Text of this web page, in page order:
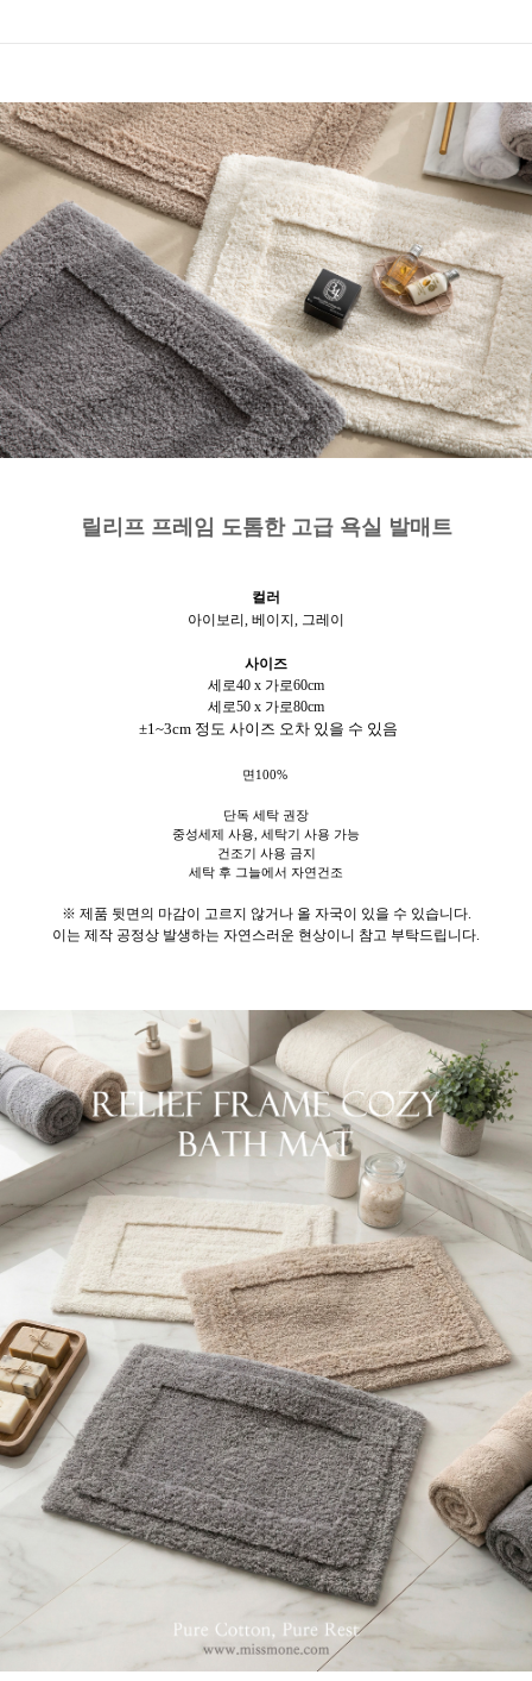
릴리프 프레임 도톰한 고급 욕실 발매트
컬러
아이보리, 베이지, 그레이
사이즈
세로40 x 가로60cm
세로50 x 가로80cm
±1~3cm 정도 사이즈 오차 있을 수 있음
면100%
단독 세탁 권장
중성세제 사용, 세탁기 사용 가능
건조기 사용 금지
세탁 후 그늘에서 자연건조
※ 제품 뒷면의 마감이 고르지 않거나 올 자국이 있을 수 있습니다.
이는 제작 공정상 발생하는 자연스러운 현상이니 참고 부탁드립니다.